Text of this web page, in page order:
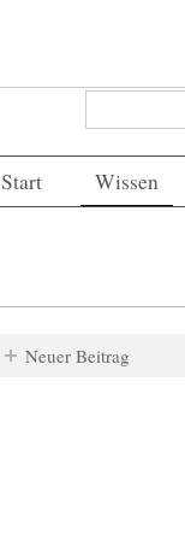
Start Wissen
Neuer Beitrag